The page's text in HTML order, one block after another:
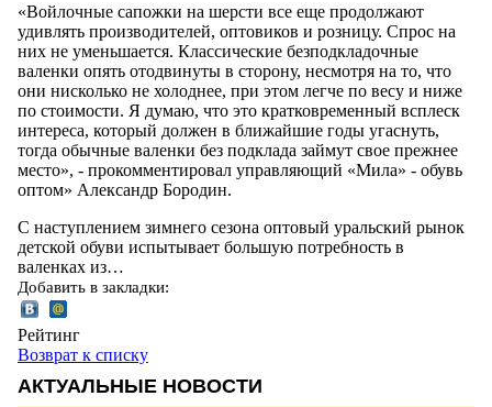
«Войлочные сапожки на шерсти все еще продолжают
удивлять производителей, оптовиков и розницу. Спрос на
них не уменьшается. Классические безподкладочные
валенки опять отодвинуты в сторону, несмотря на то, что
они нисколько не холоднее, при этом легче по весу и ниже
по стоимости. Я думаю, что это кратковременный всплеск
интереса, который должен в ближайшие годы угаснуть,
тогда обычные валенки без подклада займут свое прежнее
место», - прокомментировал управляющий «Мила» - обувь
оптом» Александр Бородин.
С наступлением зимнего сезона оптовый уральский рынок
детской обуви испытывает большую потребность в
валенках из…
Добавить в закладки:
Рейтинг
Возврат к списку
АКТУАЛЬНЫЕ НОВОСТИ